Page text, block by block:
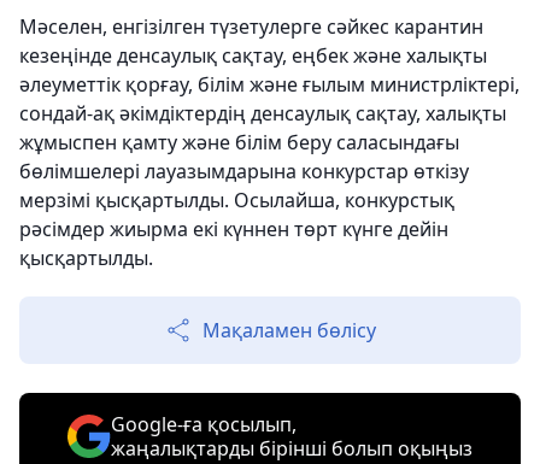
Мәселен, енгізілген түзетулерге сәйкес карантин
кезеңінде денсаулық сақтау, еңбек және халықты
әлеуметтік қорғау, білім және ғылым министрліктері,
сондай-ақ әкімдіктердің денсаулық сақтау, халықты
жұмыспен қамту және білім беру саласындағы
бөлімшелері лауазымдарына конкурстар өткізу
мерзімі қысқартылды. Осылайша, конкурстық
рәсімдер жиырма екі күннен төрт күнге дейін
қысқартылды.
Мақаламен бөлісу
Google-ға қосылып,
жаңалықтарды бірінші болып оқыңыз